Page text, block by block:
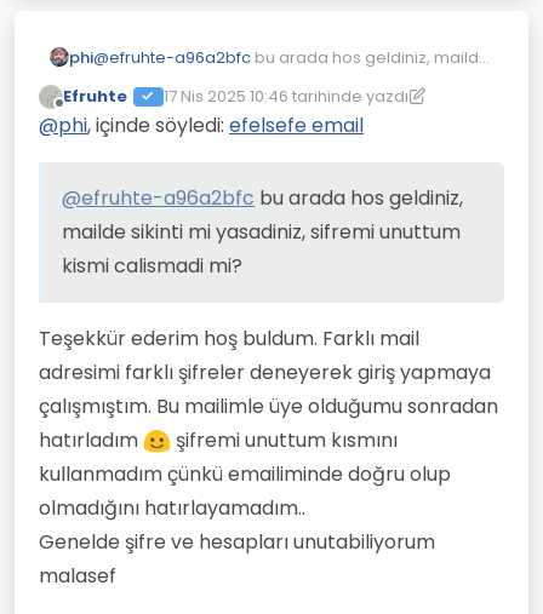
phi@efruhte-a96a2bfc bu arada hos geldiniz, mailde
mi?
Çevrimdışı
Efruhte 17 Nis 2025 10:46 tarihinde yazdı
Son düzenleyen: Efruhte
@phi, içinde söyledi: efelsefe email
@efruhte-a96a2bfc bu arada hos geldiniz,
mailde sikinti mi yasadiniz, sifremi unuttum
kismi calismadi mi?
Teşekkür ederim hoş buldum. Farklı mail
adresimi farklı şifreler deneyerek giriş yapmaya
çalışmıştım. Bu mailimle üye olduğumu sonradan
hatırladım
şifremi unuttum kısmını
kullanmadım çünkü emailiminde doğru olup
olmadığını hatırlayamadım..
Genelde şifre ve hesapları unutabiliyorum
malasef